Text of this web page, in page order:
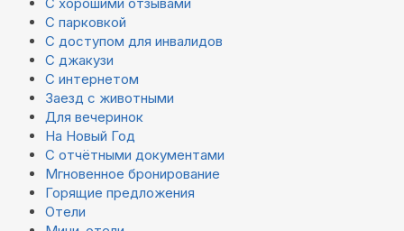
С парковкой
С доступом для инвалидов
С джакузи
С интернетом
Заезд с животными
Для вечеринок
На Новый Год
С отчётными документами
Мгновенное бронирование
Горящие предложения
Отели